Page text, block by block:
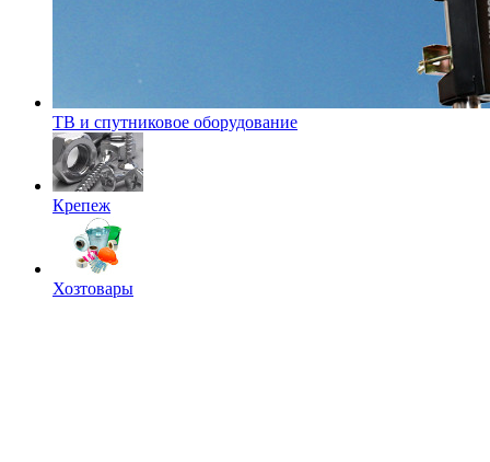
ТВ и спутниковое оборудование
Крепеж
Хозтовары